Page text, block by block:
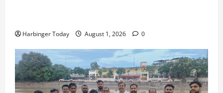
Harbinger Today August 1, 2026 0